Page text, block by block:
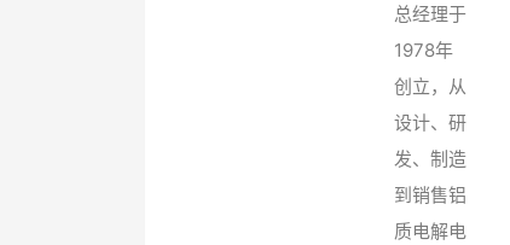
总经理于
1978年
创立，从
设计、研
发、制造
到销售铝
质电解电